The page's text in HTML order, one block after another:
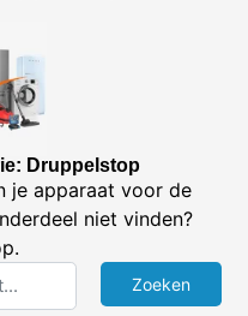
Druppelstop
je apparaat voor de
niet vinden?